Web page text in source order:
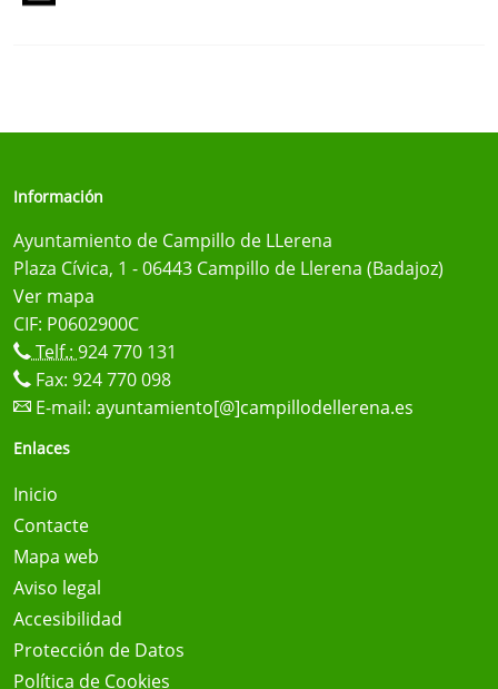
Información
Ayuntamiento de Campillo de LLerena
Plaza Cívica, 1 - 06443 Campillo de Llerena (Badajoz)
Ver mapa
CIF: P0602900C
Telf.: 924 770 131
Fax: 924 770 098
E-mail: ayuntamiento[@]campillodellerena.es
Enlaces
Inicio
Contacte
Mapa web
Aviso legal
Accesibilidad
Protección de Datos
Política de Cookies